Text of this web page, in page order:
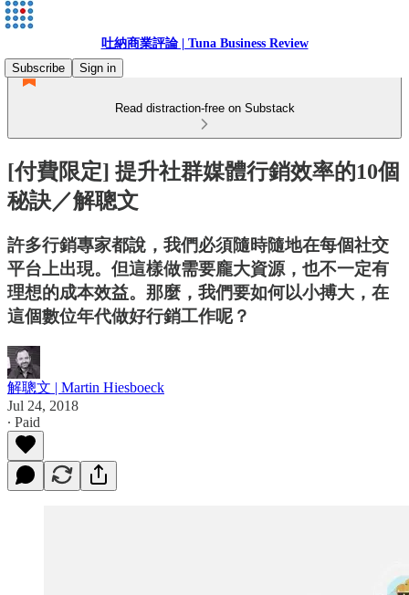
吐納商業評論 | Tuna Business Review
Subscribe
Sign in
Read distraction-free on Substack
[付費限定] 提升社群媒體行銷效率的10個
秘訣／解聰文
許多行銷專家都說，我們必須隨時隨地在每個社交
平台上出現。但這樣做需要龐大資源，也不一定有
理想的成本效益。那麼，我們要如何以小搏大，在
這個數位年代做好行銷工作呢？
解聰文 | Martin Hiesboeck
Jul 24, 2018
∙ Paid